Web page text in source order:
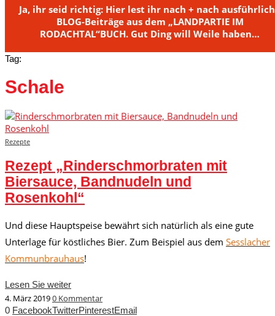
Ja, ihr seid richtig: Hier lest ihr nach + nach
BLOG-Beiträge aus dem „LANDPARTIE IM
RODACHTAL“BUCH. Gut Ding will Weile haben…
Tag:
Schale
Rezepte
Rezept „Rinderschmorbraten mit
Biersauce, Bandnudeln und
Rosenkohl“
Und diese Hauptspeise bewährt sich natürlich als eine gute
Unterlage für köstliches Bier. Zum Beispiel aus dem Sesslacher
Kommunbrauhaus!
Lesen Sie weiter
4. März 20190 Kommentar
0 FacebookTwitterPinterestEmail